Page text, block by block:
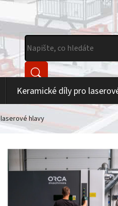
Keramické díly pro
hlavy